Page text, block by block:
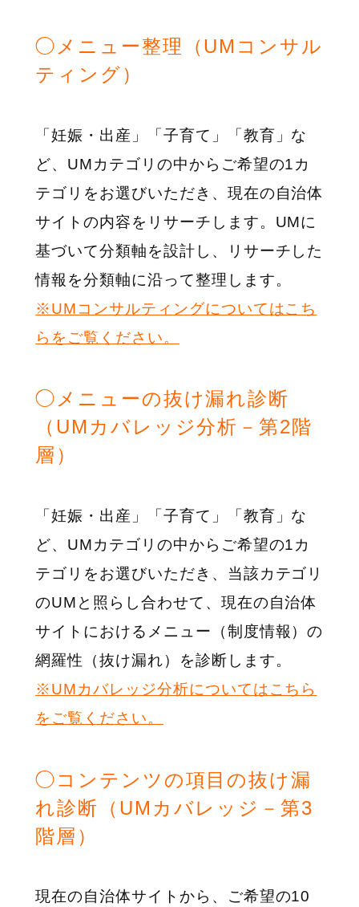
◯メニュー整理（UMコンサル
ティング）
「妊娠・出産」「子育て」「教育」な
ど、UMカテゴリの中からご希望の1カ
テゴリをお選びいただき、現在の自治体
サイトの内容をリサーチします。UMに
基づいて分類軸を設計し、リサーチした
情報を分類軸に沿って整理します。
※UMコンサルティングについてはこち
らをご覧ください。
◯メニューの抜け漏れ診断
（UMカバレッジ分析－第2階
層）
「妊娠・出産」「子育て」「教育」な
ど、UMカテゴリの中からご希望の1カ
テゴリをお選びいただき、当該カテゴリ
のUMと照らし合わせて、現在の自治体
サイトにおけるメニュー（制度情報）の
網羅性（抜け漏れ）を診断します。
※UMカバレッジ分析についてはこちら
をご覧ください。
◯コンテンツの項目の抜け漏
れ診断（UMカバレッジ－第3
階層）
現在の自治体サイトから、ご希望の10